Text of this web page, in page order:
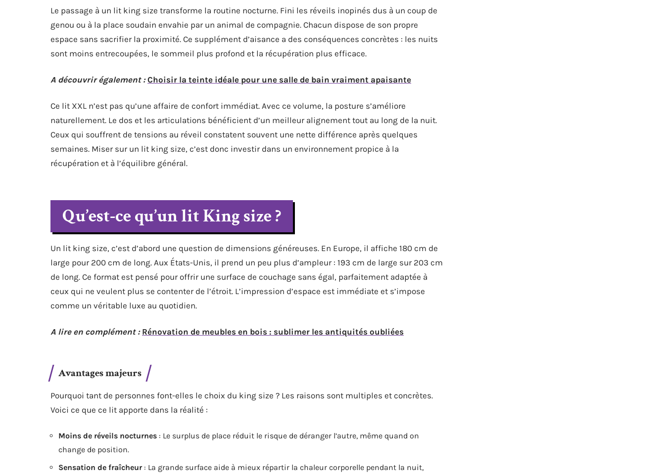
Le passage à un lit king size transforme la routine nocturne. Fini les réveils inopinés dus à un coup de
genou ou à la place soudain envahie par un animal de compagnie. Chacun dispose de son propre
espace sans sacrifier la proximité. Ce supplément d’aisance a des conséquences concrètes : les nuits
sont moins entrecoupées, le sommeil plus profond et la récupération plus efficace.
A découvrir également : Choisir la teinte idéale pour une salle de bain vraiment apaisante
Ce lit XXL n’est pas qu’une affaire de confort immédiat. Avec ce volume, la posture s’améliore
naturellement. Le dos et les articulations bénéficient d’un meilleur alignement tout au long de la nuit.
Ceux qui souffrent de tensions au réveil constatent souvent une nette différence après quelques
semaines. Miser sur un lit king size, c’est donc investir dans un environnement propice à la
récupération et à l’équilibre général.
Qu’est-ce qu’un lit King size ?
Un lit king size, c’est d’abord une question de dimensions généreuses. En Europe, il affiche 180 cm de
large pour 200 cm de long. Aux États-Unis, il prend un peu plus d’ampleur : 193 cm de large sur 203 cm
de long. Ce format est pensé pour offrir une surface de couchage sans égal, parfaitement adaptée à
ceux qui ne veulent plus se contenter de l’étroit. L’impression d’espace est immédiate et s’impose
comme un véritable luxe au quotidien.
A lire en complément : Rénovation de meubles en bois : sublimer les antiquités oubliées
Avantages majeurs
Pourquoi tant de personnes font-elles le choix du king size ? Les raisons sont multiples et concrètes.
Voici ce que ce lit apporte dans la réalité :
Moins de réveils nocturnes : Le surplus de place réduit le risque de déranger l’autre, même quand on
change de position.
Sensation de fraîcheur: La grande surface aide à mieux répartir la chaleur corporelle pendant la nuit,